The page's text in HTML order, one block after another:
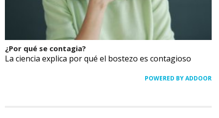
¿Por qué se contagia?
La ciencia explica por qué el bostezo es contagioso
POWERED BY ADDOOR